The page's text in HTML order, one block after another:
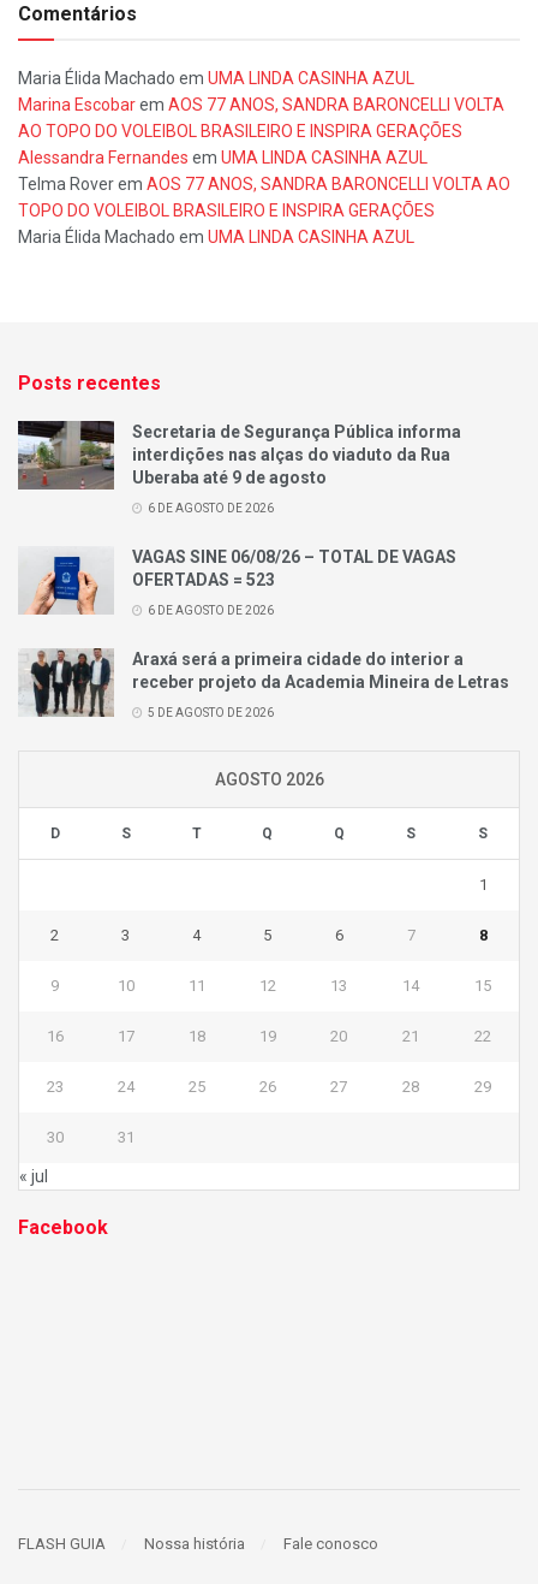
Comentários
Maria Élida Machado em UMA LINDA CASINHA AZUL
Marina Escobarem AOS 77 ANOS, SANDRA BARONCELLI VOLTA
AO TOPO DO VOLEIBOL BRASILEIRO E INSPIRA GERAÇÕES
Alessandra Fernandes em UMA LINDA CASINHA AZUL
Telma Roverem AOS 77 ANOS, SANDRA BARONCELLI VOLTA AO
TOPO DO VOLEIBOL BRASILEIRO E INSPIRA GERAÇÕES
Maria Élida Machado em UMA LINDA CASINHA AZUL
Posts recentes
Secretaria de Segurança Pública informa
interdições nas alças do viaduto da Rua
Uberaba até 9 de agosto
6 DE AGOSTO DE 2026
VAGAS SINE 06/08/26 – TOTAL DE VAGAS
OFERTADAS = 523
6 DE AGOSTO DE 2026
Araxá será a primeira cidade do interior a
receber projeto da Academia Mineira de Letras
5 DE AGOSTO DE 2026
AGOSTO 2026
D S T Q Q S S
1
2 3 4 5 6 7 8
9 10 11 12 13 14 15
16 17 18 19 20 21 22
23 24 25 26 27 28 29
30 31
« jul
Facebook
FLASH GUIA Nossa história Fale conosco